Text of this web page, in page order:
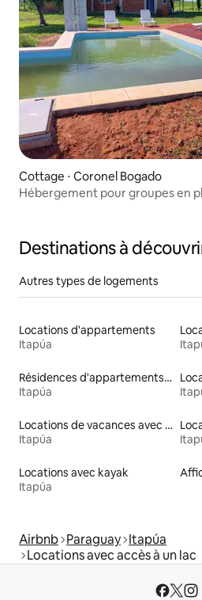
Cottage ⋅ Coronel Bogado
Hébergement pour groupes en
Destinations à
Autres types de logements
Locations d'appartements
Itapúa
Résidences d'appartements en location
Itapúa
Locations de vacances avec piscine
Itapúa
Locations avec kayak
Itapúa
Airbnb Paraguay Itapúa
Locations avec accès à un lac